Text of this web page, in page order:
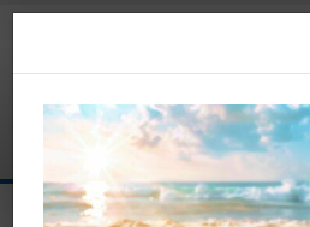
Sie befinden sich hier: Sportangebot